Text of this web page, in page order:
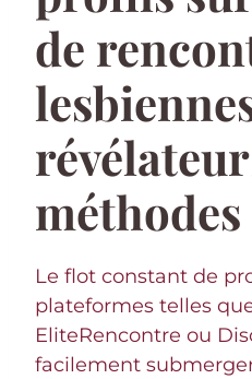
de
Le flot constant de
plateformes telles
EliteRencontre ou
facilement